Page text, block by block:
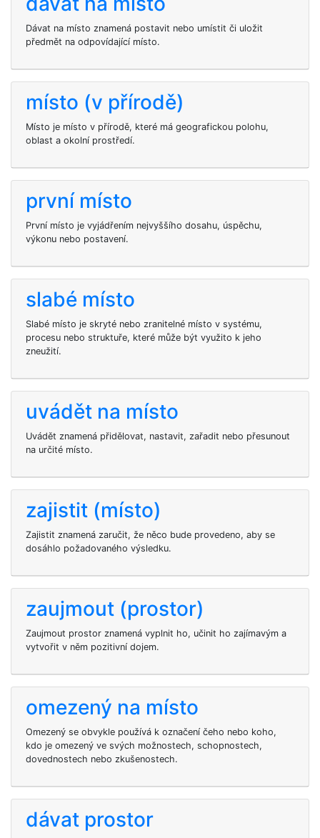
Dávat na místo znamená postavit nebo umístit či uložit
předmět na odpovídající místo.
místo (v přírodě)
Místo je místo v přírodě, které má geografickou polohu,
oblast a okolní prostředí.
první místo
První místo je vyjádřením nejvyššího dosahu, úspěchu,
výkonu nebo postavení.
slabé místo
Slabé místo je skryté nebo zranitelné místo v systému,
procesu nebo struktuře, které může být využito k jeho
zneužití.
uvádět na místo
Uvádět znamená přidělovat, nastavit, zařadit nebo přesunout
na určité místo.
zajistit (místo)
Zajistit znamená zaručit, že něco bude provedeno, aby se
dosáhlo požadovaného výsledku.
zaujmout (prostor)
Zaujmout prostor znamená vyplnit ho, učinit ho zajímavým a
vytvořit v něm pozitivní dojem.
omezený na místo
Omezený se obvykle používá k označení čeho nebo koho,
kdo je omezený ve svých možnostech, schopnostech,
dovednostech nebo zkušenostech.
dávat prostor